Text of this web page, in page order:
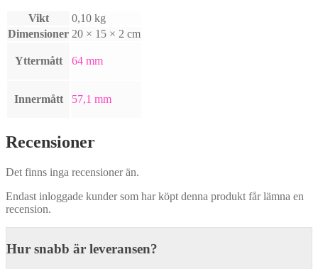
Vikt
0,10 kg
Dimensioner 20 × 15 × 2 cm
Yttermått 64 mm
Innermått 57,1 mm
Recensioner
Det finns inga recensioner än.
Endast inloggade kunder som har köpt denna produkt får lämna en
recension.
Hur snabb är leveransen?